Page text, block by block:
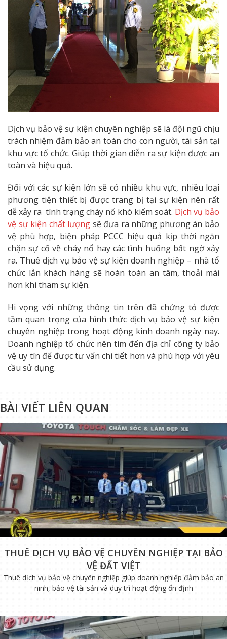
Dịch vụ bảo vệ sự kiện chuyên nghiệp sẽ là đội ngũ chịu
trách nhiệm đảm bảo an toàn cho con người, tài sản tại
khu vực tổ chức. Giúp thời gian diễn ra sự kiện được an
toàn và hiệu quả.
Đối với các sự kiện lớn sẽ có nhiều khu vực, nhiều loại
phương tiện thiết bị được trang bị tại sự kiện nên rất
dễ xảy ra tình trạng cháy nổ khó kiểm soát. Dịch vụ bảo
vệ sự kiện chất lượng sẽ đưa ra những phương án bảo
vệ phù hợp, biện pháp PCCC hiệu quả kịp thời ngăn
chặn sự cố về cháy nổ hay các tình huống bất ngờ xảy
ra. Thuê dịch vụ bảo vệ sự kiện doanh nghiệp – nhà tổ
chức lẫn khách hàng sẽ hoàn toàn an tâm, thoải mái
hơn khi tham sự kiện.
Hi vọng với những thông tin trên đã chứng tỏ được
tầm quan trọng của hình thức dịch vụ bảo vệ sự kiện
chuyên nghiệp trong hoạt động kinh doanh ngày nay.
Doanh nghiệp tổ chức nên tìm đến địa chỉ công ty bảo
vệ uy tín để được tư vấn chi tiết hơn và phù hợp với yêu
cầu sử dụng.
BÀI VIẾT LIÊN QUAN
THUÊ DỊCH VỤ BẢO VỆ CHUYÊN NGHIỆP TẠI BẢO
VỆ ĐẤT VIỆT
Thuê dịch vụ bảo vệ chuyên nghiệp giúp doanh nghiệp đảm bảo an
ninh, bảo vệ tài sản và duy trì hoạt động ổn định